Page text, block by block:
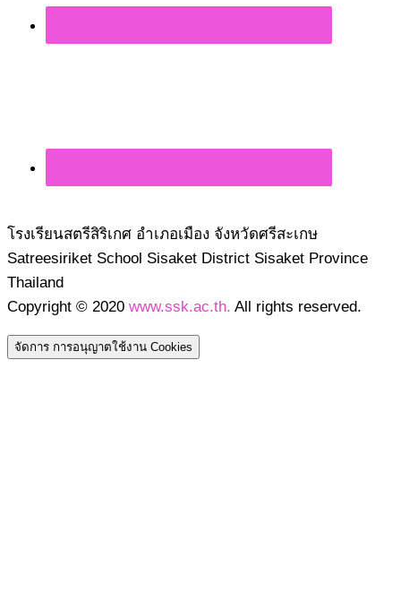
โรงเรียนสตรีสิริเกศ อำเภอเมือง จังหวัดศรีสะเกษ
Satreesiriket School Sisaket District Sisaket Province
Thailand
Copyright © 2020 www.ssk.ac.th. All rights reserved.
จัดการ การอนุญาตใช้งาน Cookies